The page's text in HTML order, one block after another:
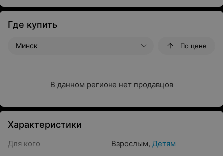
Где купить
Минск По цене
В данном регионе нет продавцов
Характеристики
Для кого Взрослым, Детям